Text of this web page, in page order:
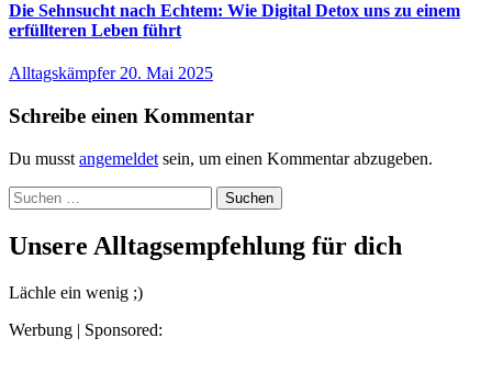
Die Sehnsucht nach Echtem: Wie Digital Detox uns zu einem
erfüllteren Leben führt
Alltagskämpfer 20. Mai 2025
Schreibe einen Kommentar
Du musst angemeldet sein, um einen Kommentar abzugeben.
Suchen
nach:
Unsere Alltagsempfehlung für dich
Lächle ein wenig ;)
Werbung | Sponsored: